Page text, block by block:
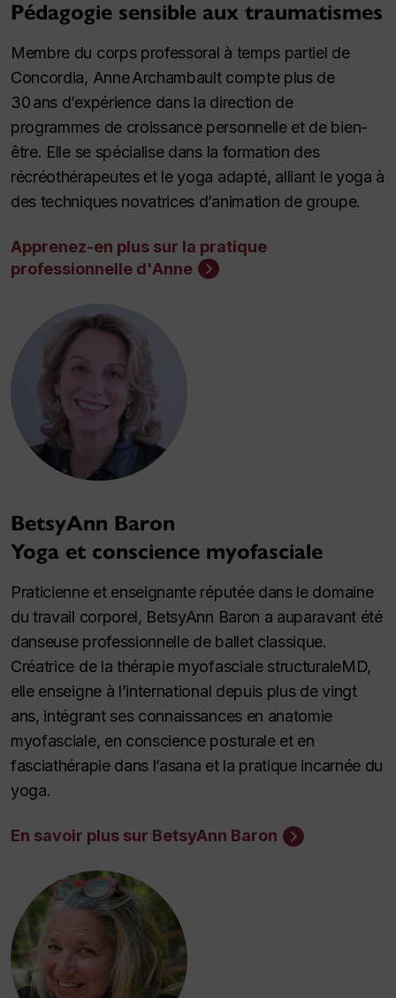
Pédagogie sensible aux traumatismes
Membre du corps professoral à temps partiel de
Concordia, Anne Archambault compte plus de
30 ans d’expérience dans la direction de
programmes de croissance personnelle et de bien-
être. Elle se spécialise dans la formation des
récréothérapeutes et le yoga adapté, alliant le yoga à
des techniques novatrices d’animation de groupe.
Apprenez-en plus sur la pratique
professionnelle d'Anne
BetsyAnn Baron
Yoga et conscience myofasciale
Praticienne et enseignante réputée dans le domaine
du travail corporel, BetsyAnn Baron a auparavant été
danseuse professionnelle de ballet classique.
Créatrice de la thérapie myofasciale structuraleMD,
elle enseigne à l’international depuis plus de vingt
ans, intégrant ses connaissances en anatomie
myofasciale, en conscience posturale et en
fasciathérapie dans l’asana et la pratique incarnée du
yoga.
En savoir plus sur BetsyAnn Baron